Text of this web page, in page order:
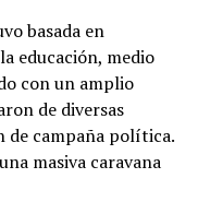
basada en
educación, medio
con un amplio
de diversas
de campaña política.
masiva caravana